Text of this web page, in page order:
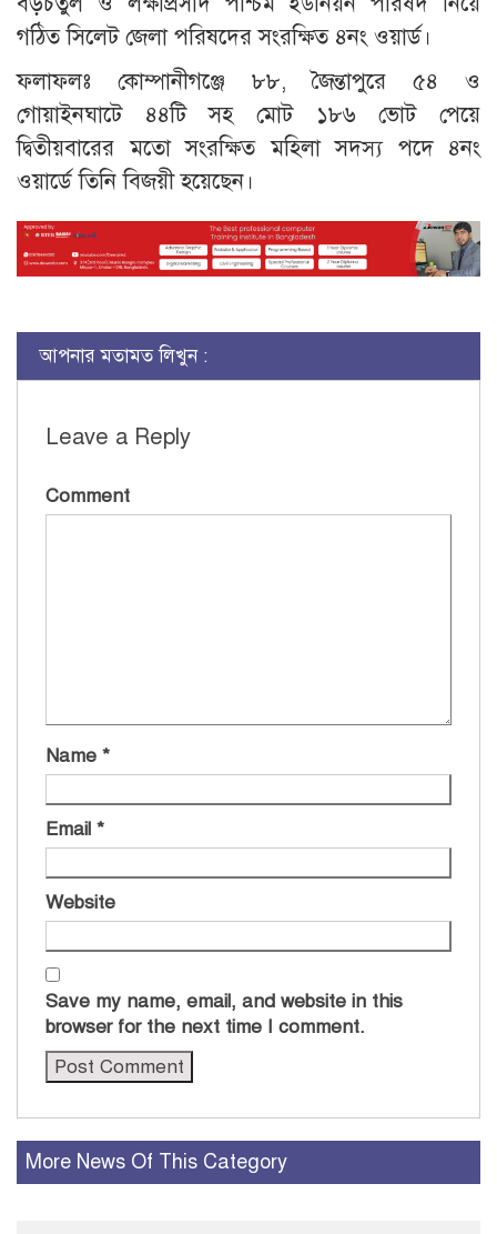
গঠিত সিলেট জেলা পরিষদের সংরক্ষিত ৪নং ওয়ার্ড।
ফলাফলঃ কোম্পানীগঞ্জে ৮৮, জৈন্তাপুরে ৫৪ ও
গোয়াইনঘাটে ৪৪টি সহ মোট ১৮৬ ভোট পেয়ে
দ্বিতীয়বারের মতো সংরক্ষিত মহিলা সদস্য পদে ৪নং
ওয়ার্ডে তিনি বিজয়ী হয়েছেন।
আপনার মতামত লিখুন :
Leave a Reply
Comment
Name *
Email *
Website
Save my name, email, and website in this
browser for the next time I comment.
More News Of This Category